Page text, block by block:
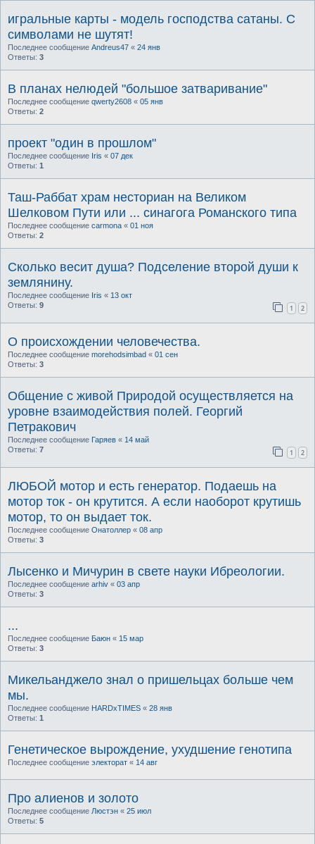
игральные карты - модель господства сатаны. С
символами не шутят!
Последнее сообщение Andreus47 « 24 янв
Ответы: 3
В планах нелюдей "большое затваривание"
Последнее сообщение qwerty2608 « 05 янв
Ответы: 2
проект "один в прошлом"
Последнее сообщение Iris « 07 дек
Ответы: 1
Таш-Раббат храм несториан на Великом
Шелковом Пути или ... синагога Романского типа
Последнее сообщение carmona « 01 ноя
Ответы: 2
Сколько весит душа? Подселение второй души к
землянину.
Последнее сообщение Iris « 13 окт
Ответы: 9 1 2
О происхождении человечества.
Последнее сообщение morehodsimbad « 01 сен
Ответы: 3
Общение с живой Природой осуществляется на
уровне взаимодействия полей. Георгий
Петракович
Последнее сообщение Гаряев « 14 май
Ответы: 7 1 2
ЛЮБОЙ мотор и есть генератор. Подаешь на
мотор ток - он крутится. А если наоборот крутишь
мотор, то он выдает ток.
Последнее сообщение Онатоллер « 08 апр
Ответы: 3
Лысенко и Мичурин в свете науки Ибреологии.
Последнее сообщение arhiv « 03 апр
Ответы: 3
...
Последнее сообщение Баюн « 15 мар
Ответы: 3
Микельанджело знал о пришельцах больше чем
мы.
Последнее сообщение HARDxTIMES « 28 янв
Ответы: 1
Генетическое вырождение, ухудшение генотипа
Последнее сообщение электорат « 14 авг
Про алиенов и золото
Последнее сообщение Люстэн « 25 июл
Ответы: 5